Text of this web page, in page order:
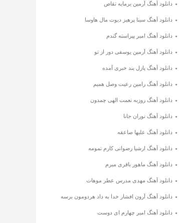
دانلود آهنگ آرمین برمایه تقاص
دانلود آهنگ سینا پرهیز دیوت مال هاوسا
دانلود آهنگ امیر پیراسته گندم
دانلود آهنگ آرمین یوسفی دور از تو
دانلود آهنگ پازل بند خبری آمده
دانلود آهنگ رامین رعیت وصل همیم
دانلود آهنگ روزبه نعمت الهی چمدون
دانلود آهنگ نوران جانا
دانلود آهنگ علیها صاعقه
دانلود آهنگ ارشیا رضوانی کارم تمومه
دانلود آهنگ ماهور باقری میرم
دانلود آهنگ مهدی مدرس عطر موهات
دانلود آهنگ آرون افشار خدا به داد هردومون برسه
دانلود آهنگ امیر چهارم ای دوست